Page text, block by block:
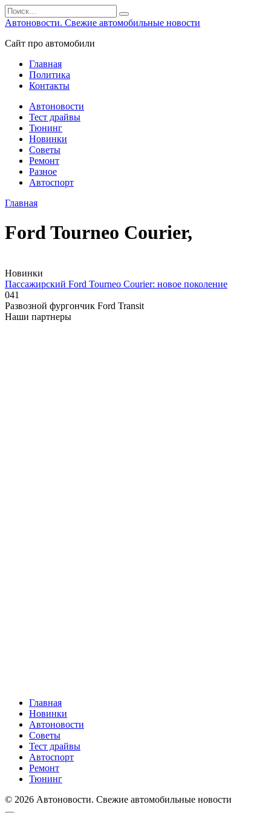
Перейти
к
Search
for:
Автоновости. Свежие автомобильные новости
Сайт про автомобили
Главная
Политика
Контакты
Автоновости
Тест драйвы
Тюнинг
Новинки
Советы
Ремонт
Разное
Автоспорт
Главная
Ford Tourneo Courier,
Новинки
Пассажирский Ford Tourneo Courier: новое поколение
041
Развозной фургончик Ford Transit
Наши партнеры
Главная
Новинки
Автоновости
Советы
Тест драйвы
Автоспорт
Ремонт
Тюнинг
© 2026 Автоновости. Свежие автомобильные новости